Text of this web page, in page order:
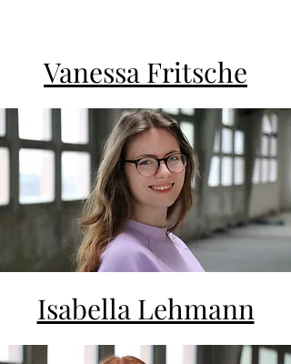
Vanessa Fritsche
Isabella Lehmann